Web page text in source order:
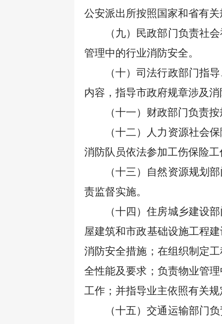
公安派出所按照国家和省有
（九）民政部门负责社
管理中的行业消防安全。
（十）司法行政部门指
内容，指导市政府规章涉及
（十一）财政部门负责
（十二）人力资源社会
消防队员依法参加工伤保险
（十三）自然资源规划
责监督实施。
（十四）住房城乡建设
屋建筑和市政基础设施工程
消防安全措施；在组织制定
全性能及要求；负责物业管
工作；并指导业主依照有关
（十五）交通运输部门